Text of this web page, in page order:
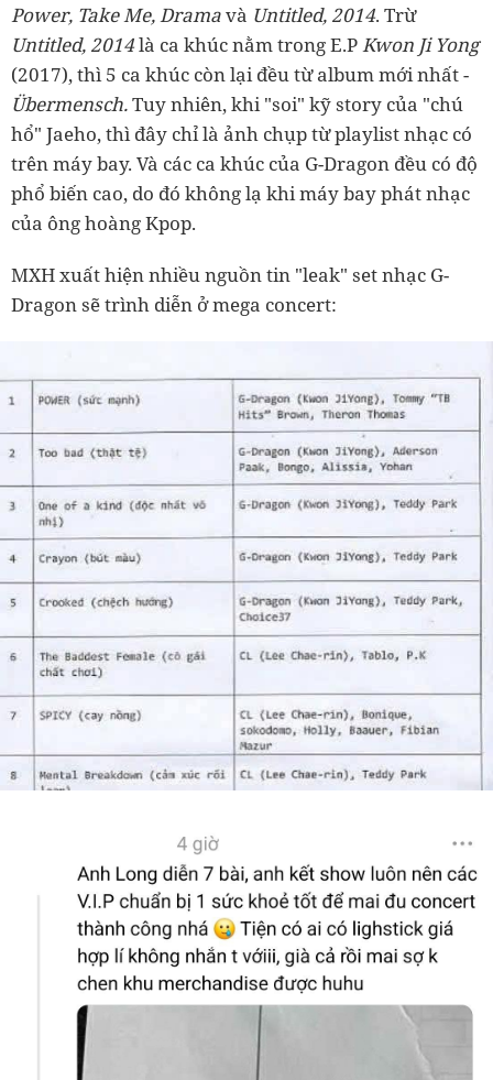
Power, Take Me, Dramavà Untitled, 2014. Trừ
Untitled, 2014là ca khúc nằm trong E.PKwon Ji Yong
(2017), thì 5 ca khúc còn lại đều từ album mới nhất -
Übermensch.Tuy nhiên, khi "soi" kỹ story của "chú
hổ" Jaeho, thì đây chỉ là ảnh chụp từ playlist nhạc có
trên máy bay. Và các ca khúc của G-Dragon đều có độ
phổ biến cao, do đó không lạ khi máy bay phát nhạc
của ông hoàng Kpop.
MXH xuất hiện nhiều nguồn tin "leak" set nhạc G-
Dragon sẽ trình diễn ở mega concert: